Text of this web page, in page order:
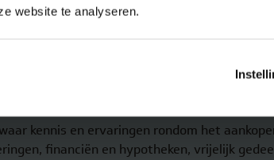
website te analyseren.
kennis en ervaringen rondom het
financiën en hypotheken, vrijelijk